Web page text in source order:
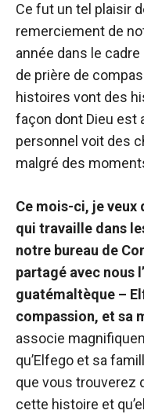
Ce fut un tel plaisir
remerciement de
année dans le cadre
de prière de
histoires vont des
façon dont Dieu est
personnel voit des
malgré des
Ce mois-ci, je
qui travaille dans
notre bureau de
partagé avec nous
guatémaltèque –
compassion, et sa
associe
qu’Elfego et sa
que vous trouverez
cette histoire et